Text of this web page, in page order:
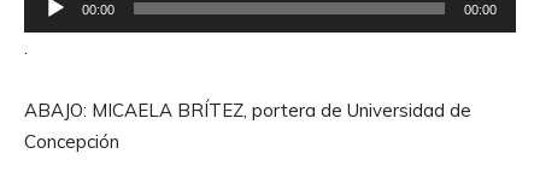
e
p
o
d
00:00 00:00
ABAJO: MICAELA BRÍTEZ, portera de Universidad de
Concepción